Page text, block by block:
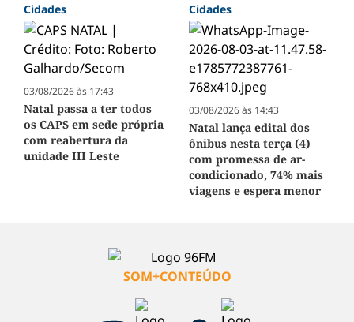
Cidades
03/08/2026 às 17:43
Natal passa a ter todos
os CAPS em sede própria
com reabertura da
unidade III Leste
Cidades
03/08/2026 às 14:43
Natal lança edital dos
ônibus nesta terça (4)
com promessa de ar-
condicionado, 74% mais
viagens e espera menor
SOM+CONTEÚDO